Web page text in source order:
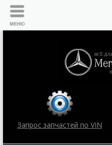
Запрос запчастей по VIN